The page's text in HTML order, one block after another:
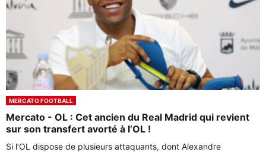
MERCATO FOOTBALL
Mercato - OL : Cet ancien du Real Madrid qui revient
sur son transfert avorté à l’OL !
Si l’OL dispose de plusieurs attaquants, dont Alexandre